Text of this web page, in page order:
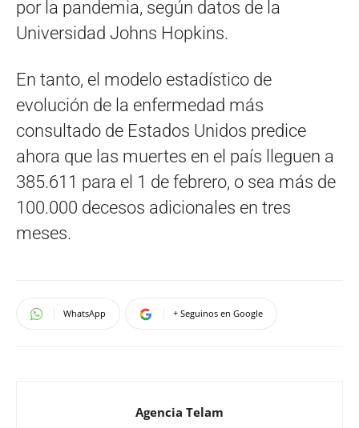
por la pandemia, según datos de la
Universidad Johns Hopkins.
En tanto, el modelo estadístico de
evolución de la enfermedad más
consultado de Estados Unidos predice
ahora que las muertes en el país lleguen a
385.611 para el 1 de febrero, o sea más de
100.000 decesos adicionales en tres
meses.
WhatsApp + Seguinos en Google
Agencia Telam